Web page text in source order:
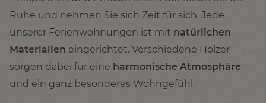
Ruhe und nehmen Sie sich Zeit für sich. Jede
unserer Ferienwohnungen ist mit natürlichen
Materialien eingerichtet. Verschiedene Hölzer
sorgen dabei für eine harmonische Atmosphäre
und ein ganz besonderes Wohngefühl.